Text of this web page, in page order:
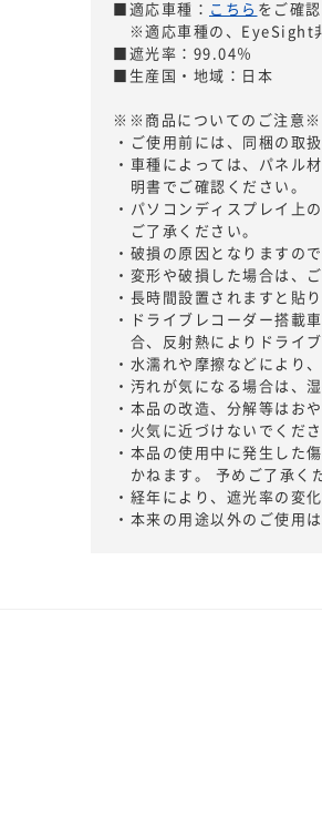
■適応車種：
こちら をご確
※適応車種の、EyeSight
■遮光率：99.04％
■生産国・地域：日本
※※商品についてのご注意
・ご使用前には、同梱の取
・車種によっては、パネル
明書でご確認ください。
・パソコンディスプレイ上
ご了承ください。
・破損の原因となりますの
・変形や破損した場合は、
・長時間設置されますと貼
・ドライブレコーダー搭載
合、反射熱によりドライ
・水濡れや摩擦などにより
・汚れが気になる場合は、
・本品の改造、分解等はお
・火気に近づけないでくださ
・本品の使用中に発生した
かねます。 予めご了承く
・経年により、遮光率の変
・本来の用途以外のご使用